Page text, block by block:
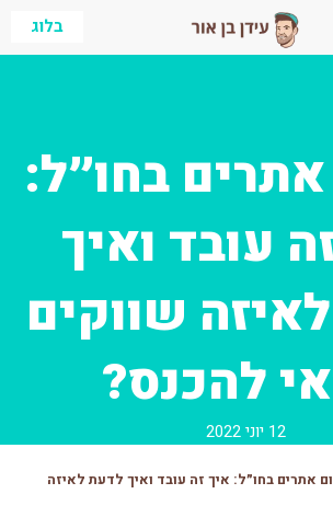
בלוג
בחו״ל:
עובד ואיך
שווקים
להכנס?
12 יוני 2022
אתרים בחו״ל: איך זה עובד ואיך לדעת לאיזה